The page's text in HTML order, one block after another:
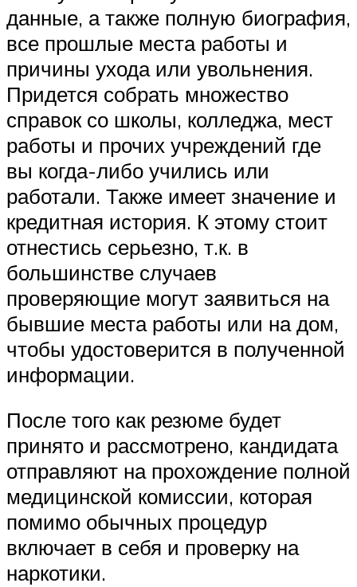
данные, а также полную биография,
все прошлые места работы и
причины ухода или увольнения.
Придется собрать множество
справок со школы, колледжа, мест
работы и прочих учреждений где
вы когда-либо учились или
работали. Также имеет значение и
кредитная история. К этому стоит
отнестись серьезно, т.к. в
большинстве случаев
проверяющие могут заявиться на
бывшие места работы или на дом,
чтобы удостоверится в полученной
информации.
После того как резюме будет
принято и рассмотрено, кандидата
отправляют на прохождение полной
медицинской комиссии, которая
помимо обычных процедур
включает в себя и проверку на
наркотики.